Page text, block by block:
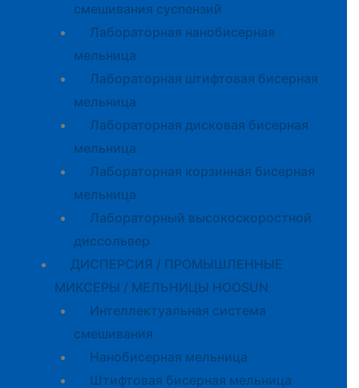
смешивания суспензий
Лабораторная нанобисерная
мельница
Лабораторная штифтовая бисерная
мельница
Лабораторная дисковая бисерная
мельница
Лабораторная корзинная бисерная
мельница
Лабораторный высокоскоростной
диссольвер
ДИСПЕРСИЯ / ПРОМЫШЛЕННЫЕ
МИКСЕРЫ / МЕЛЬНИЦЫ HOOSUN
Интеллектуальная система
смешивания
Нанобисерная мельница
Штифтовая бисерная мельница